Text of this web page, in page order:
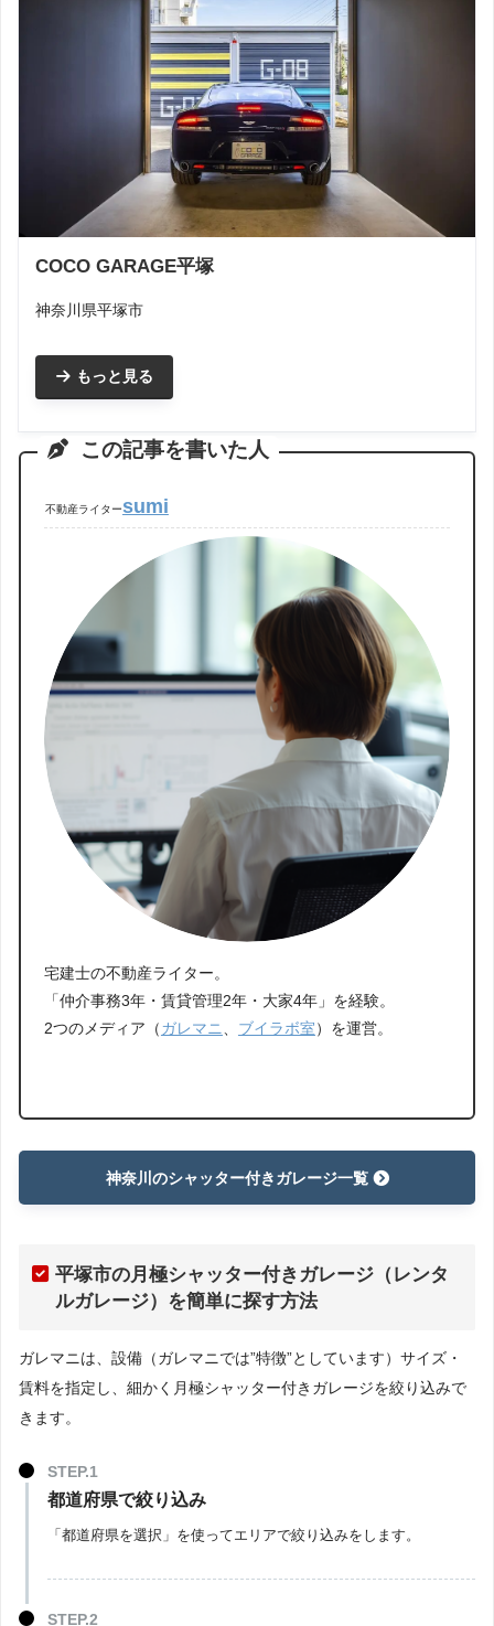
COCO GARAGE平塚
神奈川県平塚市
もっと見る
この記事を書いた人
不動産ライターsumi
宅建士の不動産ライター。
「仲介事務3年・賃貸管理2年・大家4年」を経験。
2つのメディア（ガレマニ ブイラボ室）を運営。
神奈川のシャッター付きガレージ一覧
平塚市の月極シャッター付きガレージ（レンタ
ルガレージ）を簡単に探す方法
ガレマニは、設備（ガレマニでは”特徴”としています）サイズ・
賃料を指定し、細かく月極シャッター付きガレージを絞り込みで
きます。
都道府県で絞り込み
「都道府県を選択」を使ってエリアで絞り込みをします。